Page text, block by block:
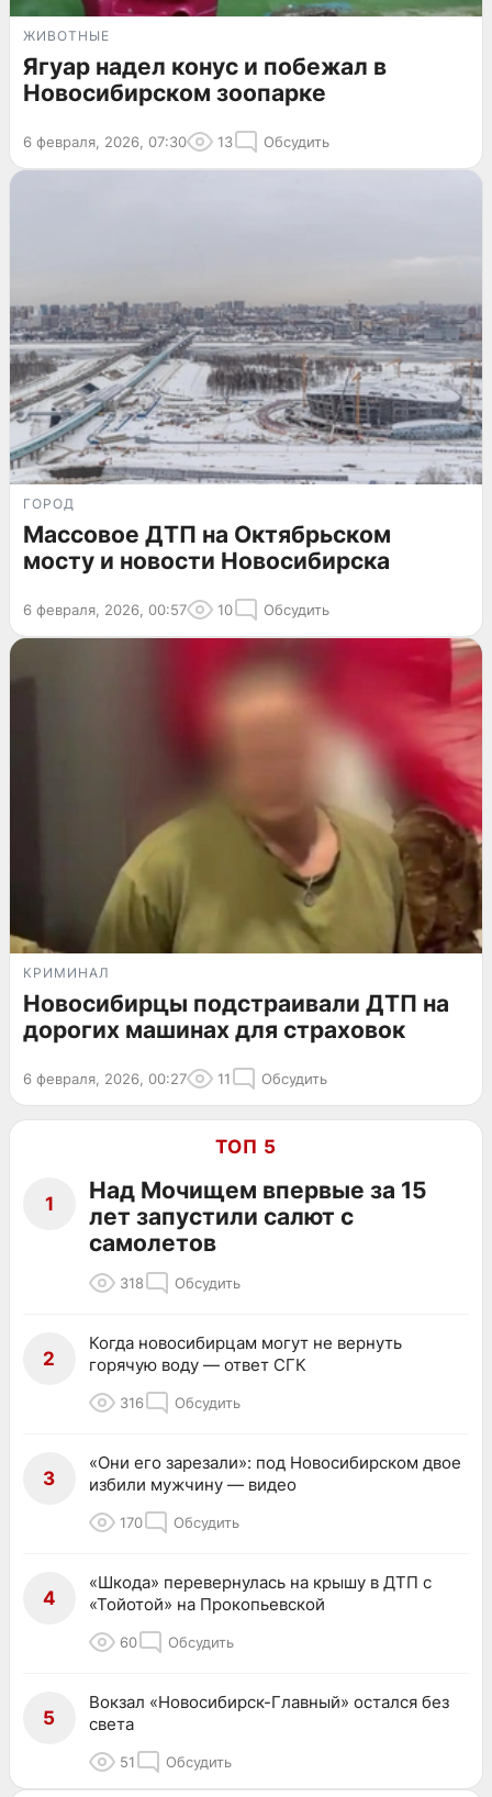
ЖИВОТНЫЕ
Ягуар надел конус и побежал в
Новосибирском зоопарке
6 февраля, 2026, 07:30 13 Обсудить
ГОРОД
Массовое ДТП на Октябрьском
мосту и новости Новосибирска
6 февраля, 2026, 00:57 10 Обсудить
КРИМИНАЛ
Новосибирцы подстраивали ДТП на
дорогих машинах для страховок
6 февраля, 2026, 00:27 11 Обсудить
ТОП 5
1
Над Мочищем впервые за 15
лет запустили салют с
самолетов
318 Обсудить
2
Когда новосибирцам могут не вернуть
горячую воду — ответ СГК
316 Обсудить
3
«Они его зарезали»: под Новосибирском двое
избили мужчину — видео
170 Обсудить
4
«Шкода» перевернулась на крышу в ДТП с
«Тойотой» на Прокопьевской
60 Обсудить
5
Вокзал «Новосибирск-Главный» остался без
света
51 Обсудить